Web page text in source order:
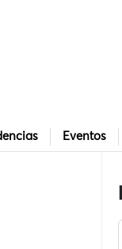
Eventos